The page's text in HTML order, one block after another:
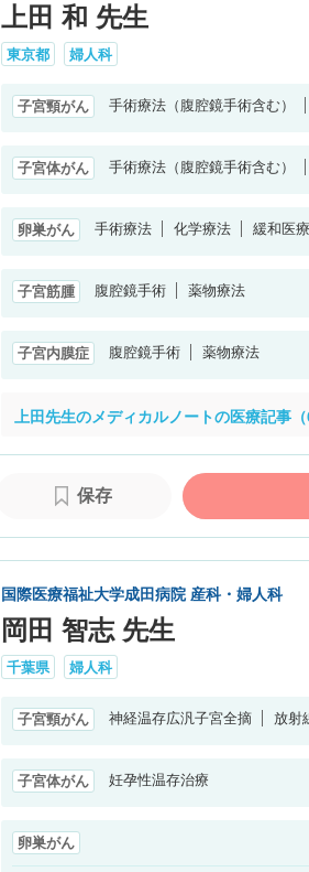
上田 和 先生
東京都 婦人科
子宮頸がん 手術療法（腹腔鏡手術含む）
子宮体がん 手術療法（腹腔鏡手術含む）
卵巣がん 手術療法 化学療法 緩和医療
子宮筋腫 腹腔鏡手術 薬物療法
子宮内膜症 腹腔鏡手術 薬物療法
上田先生のメディカルノートの医療記事
保存
国際医療福祉大学成田病院 産科・婦人科
岡田 智志 先生
千葉県 婦人科
子宮頸がん 神経温存広汎子宮全摘 放射
子宮体がん 妊孕性温存治療
卵巣がん